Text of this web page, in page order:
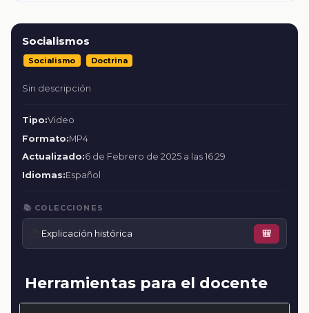
Socialismos
Socialismo Doctrina
Sin descripción
Tipo:Video
Formato:MP4
Actualizado:6 de Febrero de 2025 a las 16:29
Idiomas:Español
📚 COLECCIONES
Explicación histórica 🎒
Herramientas para el docente